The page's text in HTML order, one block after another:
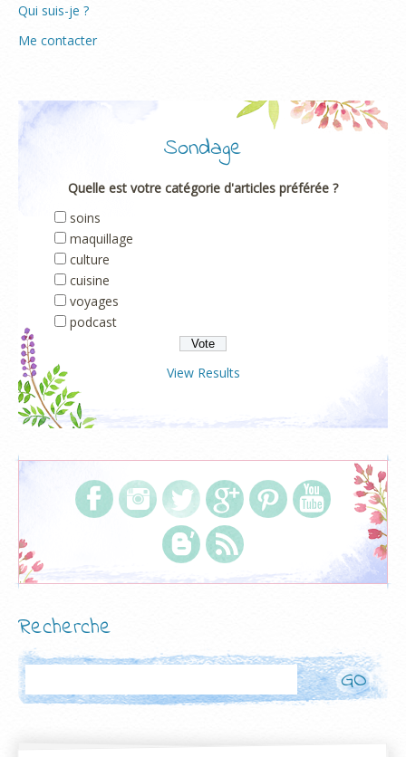
Qui suis-je ?
Me contacter
Sondage
Quelle est votre catégorie d'articles préférée ?
soins
maquillage
culture
cuisine
voyages
podcast
View Results
Recherche